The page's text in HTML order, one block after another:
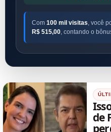
Com 100 mil visitas, você
R$ 515,00, contando o
de